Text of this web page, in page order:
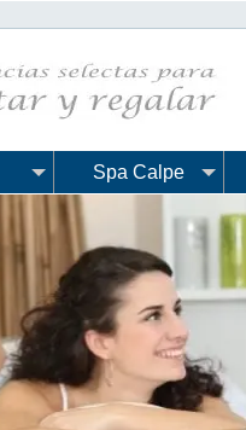
Spa Calpe